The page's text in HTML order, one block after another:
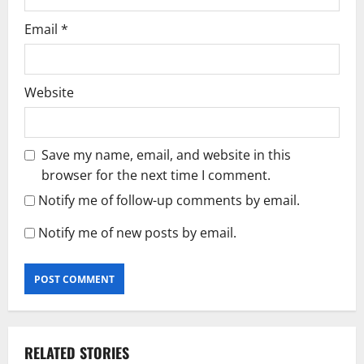
Email *
Website
Save my name, email, and website in this
browser for the next time I comment.
Notify me of follow-up comments by email.
Notify me of new posts by email.
RELATED STORIES